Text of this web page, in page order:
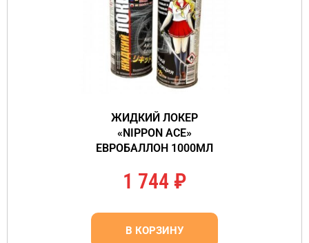
ЖИДКИЙ ЛОКЕР
«NIPPON ACE»
ЕВРОБАЛЛОН 1000МЛ
1 744 ₽
В КОРЗИНУ